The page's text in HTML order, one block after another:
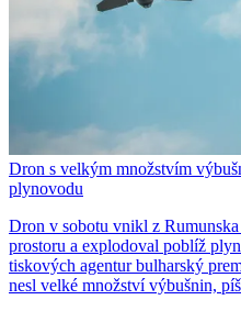
Dron s velkým množstvím
plynovodu
Dron v sobotu vnikl z
prostoru a explodoval poblíž
tiskových agentur bulharský
nesl velké množství výbušnin,